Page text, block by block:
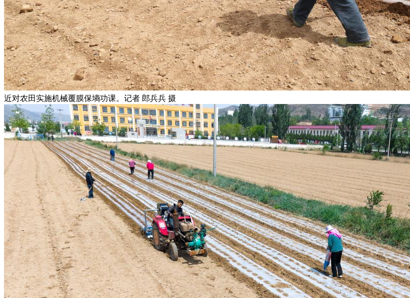
近对农田实施机械覆膜保墒功课。记者 郎兵兵 摄